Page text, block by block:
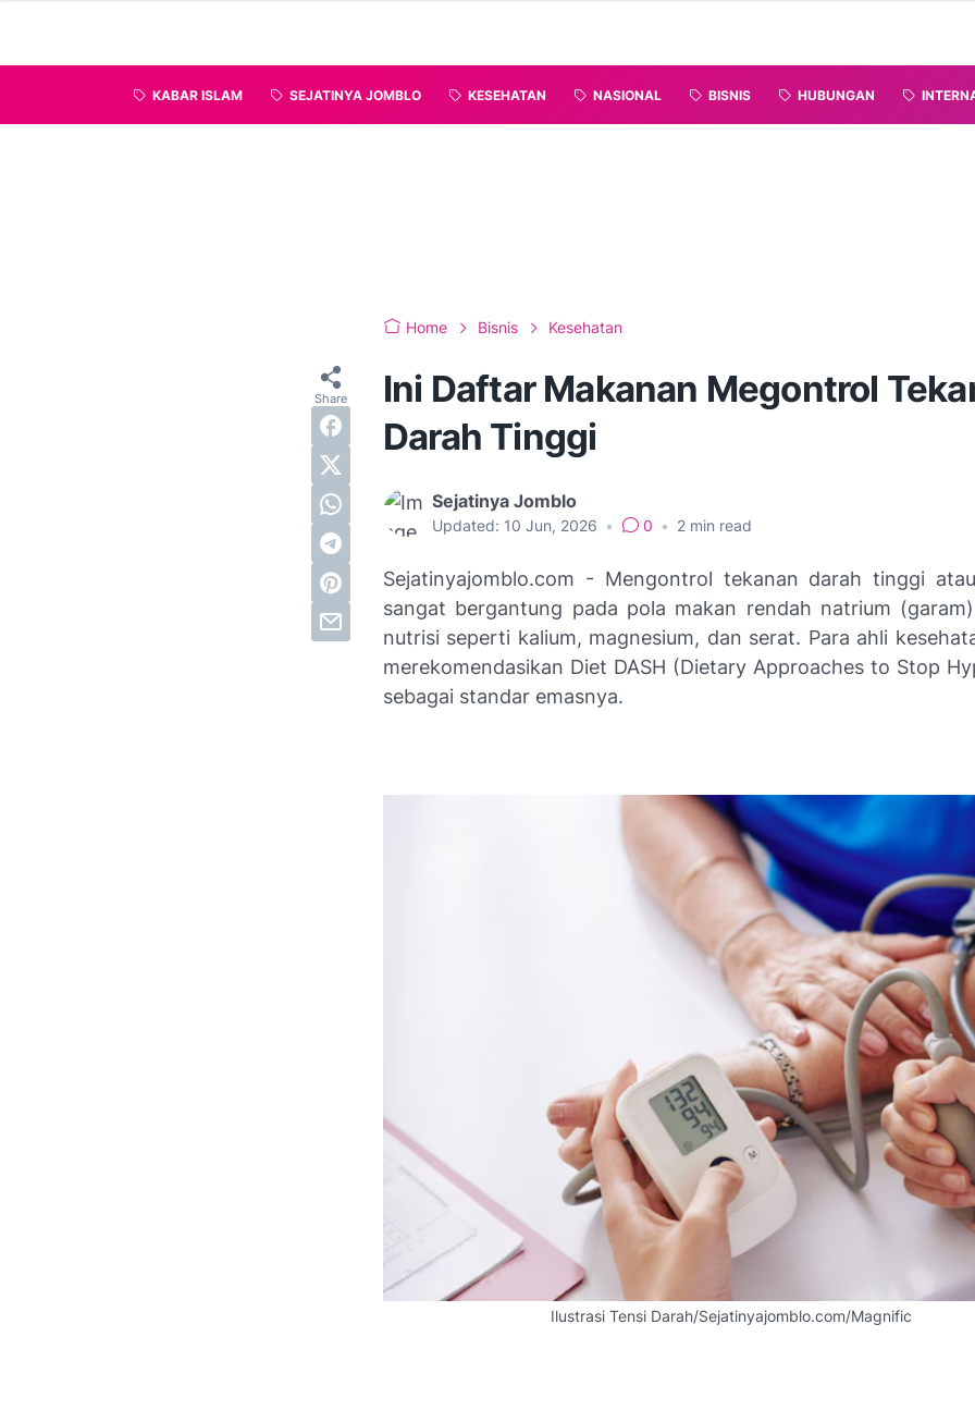
KABAR ISLAM SEJATINYA JOMBLO KESEHATAN NASIONAL BISNIS HUBUNGAN
Home Bisnis Kesehatan
Ini Daftar Makanan Megontrol
Darah Tinggi
Sejatinya Jomblo
Updated: 10 Jun, 2026 • 0 • 2 min read
Sejatinyajomblo.com - Mengontrol tekanan darah tinggi
sangat bergantung pada pola makan rendah natrium
nutrisi seperti kalium, magnesium, dan serat. Para ahli
merekomendasikan Diet DASH (Dietary Approaches to Stop
sebagai standar emasnya.
Ilustrasi Tensi Darah/Sejatinyajomblo.com/Magnific